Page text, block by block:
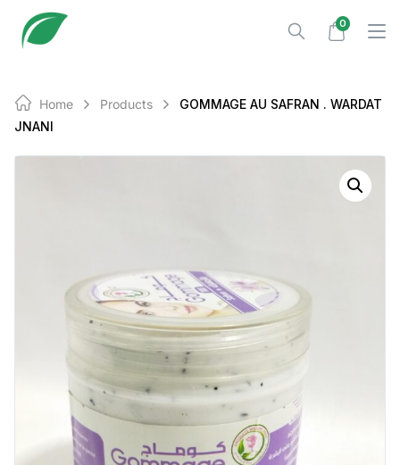
0
Home Products
GOMMAGE AU SAFRAN . WARDAT
JNANI